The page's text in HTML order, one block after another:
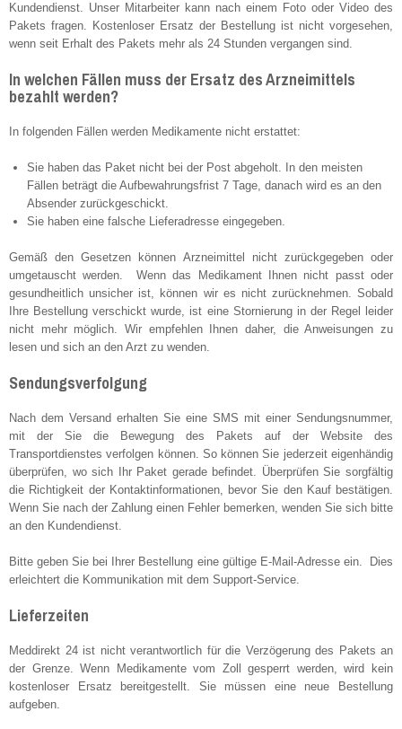
Kundendienst. Unser Mitarbeiter kann nach einem Foto oder Video des
Pakets fragen. Kostenloser Ersatz der Bestellung ist nicht vorgesehen,
wenn seit Erhalt des Pakets mehr als 24 Stunden vergangen sind.
In welchen Fällen muss der Ersatz des Arzneimittels
bezahlt werden?
In folgenden Fällen werden Medikamente nicht erstattet:
Sie haben das Paket nicht bei der Post abgeholt. In den meisten
Fällen beträgt die Aufbewahrungsfrist 7 Tage, danach wird es an den
Absender zurückgeschickt.
Sie haben eine falsche Lieferadresse eingegeben.
Gemäß den Gesetzen können Arzneimittel nicht zurückgegeben oder
umgetauscht werden. Wenn das Medikament Ihnen nicht passt oder
gesundheitlich unsicher ist, können wir es nicht zurücknehmen. Sobald
Ihre Bestellung verschickt wurde, ist eine Stornierung in der Regel leider
nicht mehr möglich. Wir empfehlen Ihnen daher, die Anweisungen zu
lesen und sich an den Arzt zu wenden.
Sendungsverfolgung
Nach dem Versand erhalten Sie eine SMS mit einer Sendungsnummer,
mit der Sie die Bewegung des Pakets auf der Website des
Transportdienstes verfolgen können. So können Sie jederzeit eigenhändig
überprüfen, wo sich Ihr Paket gerade befindet. Überprüfen Sie sorgfältig
die Richtigkeit der Kontaktinformationen, bevor Sie den Kauf bestätigen.
Wenn Sie nach der Zahlung einen Fehler bemerken, wenden Sie sich bitte
an den Kundendienst.
Bitte geben Sie bei Ihrer Bestellung eine gültige E-Mail-Adresse ein. Dies
erleichtert die Kommunikation mit dem Support-Service.
Lieferzeiten
Meddirekt 24 ist nicht verantwortlich für die Verzögerung des Pakets an
der Grenze. Wenn Medikamente vom Zoll gesperrt werden, wird kein
kostenloser Ersatz bereitgestellt. Sie müssen eine neue Bestellung
aufgeben.
€38.00
Xenical Generika
€18.17